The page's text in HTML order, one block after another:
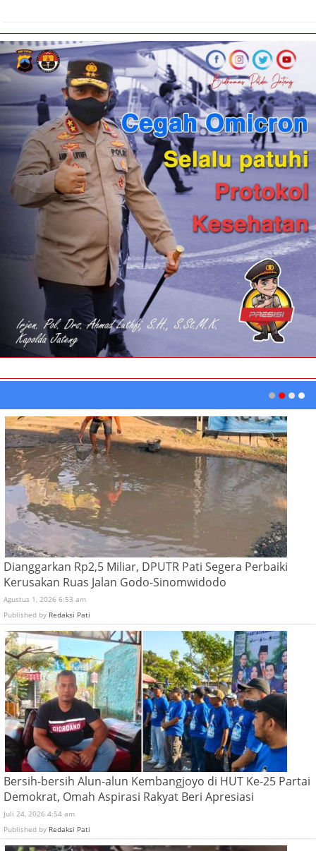
Dianggarkan Rp2,5 Miliar, DPUTR Pati Segera Perbaiki
Kerusakan Ruas Jalan Godo-Sinomwidodo
Agustus 1, 2026 6:53 am
Published by Redaksi Pati
Bersih-bersih Alun-alun Kembangjoyo di HUT Ke-25 Partai
Demokrat, Omah Aspirasi Rakyat Beri Apresiasi
Juli 24, 2026 4:54 am
Published by Redaksi Pati